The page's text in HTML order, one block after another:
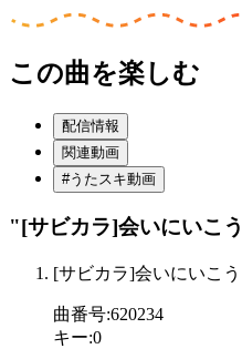
この曲を楽しむ
配信情報
関連動画
#うたスキ動画
"[サビカラ]会いにいこ
[サビカラ]会いにいこう
曲番号:620234
キー:0